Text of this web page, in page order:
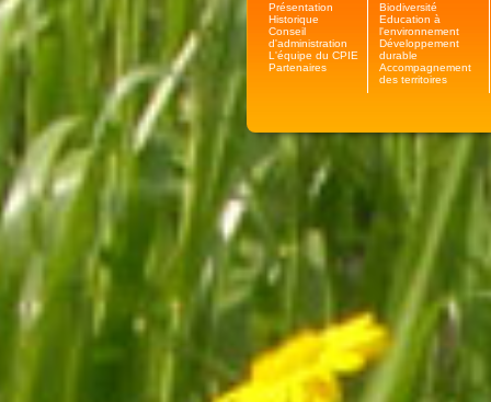
Présentation
Historique
Conseil
d'administration
L'équipe du CPIE
Partenaires
Biodiversité
Education à
l'environnement
Développement
durable
Accompagnement
des territoires